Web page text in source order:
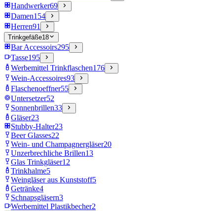
Handwerker69
Damen154
Herren91
Trinkgefäße18
Bar Accessoirs295
Tasse195
Werbemittel Trinkflaschen176
Wein-Accessoires93
Flaschenoeffner55
Untersetzer52
Sonnenbrillen33
Gläser23
Stubby-Halter23
Beer Glasses22
Wein- und Champagnergläser20
Unzerbrechliche Brillen13
Glas Trinkgläser12
Trinkhalme5
Weingläser aus Kunststoff5
Getränke4
Schnapsgläsern3
Werbemittel Plastikbecher2